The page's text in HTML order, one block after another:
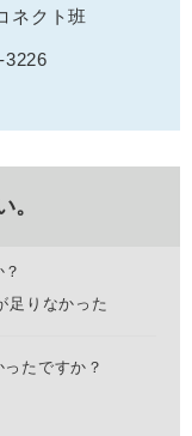
ネクト班
3226
。
足りなかった
たですか？